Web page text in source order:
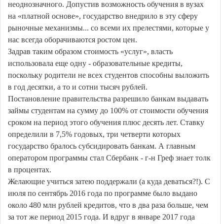
неоднозначного. Допустив возможность обучения в вузах
на «платной основе», государство внедрило в эту сферу
рыночные механизмы... со всеми их прелестями, которые у
нас всегда оборачиваются ростом цен.
Задрав таким образом стоимость «услуг», власть
использовала еще одну - образовательные кредиты,
поскольку родители не всех студентов способны выложить
в год десятки, а то и сотни тысяч рублей.
Постановление правительства разрешило банкам выдавать
займы студентам на сумму до 100% от стоимости обучения
сроком на период этого обучения плюс десять лет. Ставку
определили в 7,5% годовых, три четверти которых
государство бралось субсидировать банкам. А главным
оператором программы стал Сбербанк - г-н Греф знает толк
в процентах.
Желающие учиться затею поддержали (а куда деваться?!). С
июля по сентябрь 2016 года по программе было выдано
около 480 млн рублей кредитов, что в два раза больше, чем
за тот же период 2015 года. И вдруг в январе 2017 года